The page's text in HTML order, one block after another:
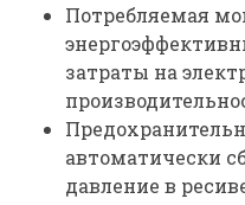
Потребляемая
затраты на
автоматически
давление в